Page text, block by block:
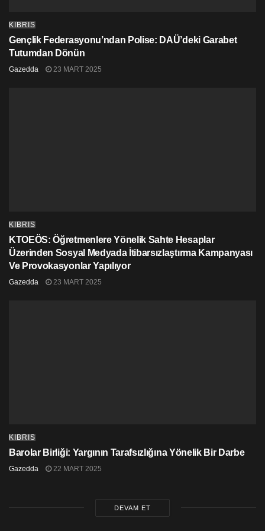
KIBRIS
Gençlik Federasyonu’ndan Polise: DAÜ’deki Garabet
Tutumdan Dönün
Gazedda 23 MART 2025
KIBRIS
KTOEÖS: Öğretmenlere Yönelik Sahte Hesaplar
Üzerinden Sosyal Medyada İtibarsızlaştırma Kampanyası
Ve Provokasyonlar Yapılıyor
Gazedda 23 MART 2025
KIBRIS
Barolar Birliği: Yargının Tarafsızlığına Yönelik Bir Darbe
Gazedda 22 MART 2025
DEVAM ET